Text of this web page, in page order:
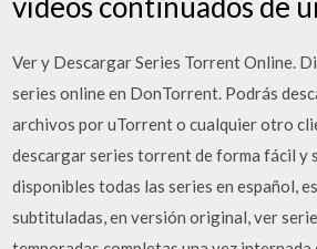
Ver y Descargar Series Torrent Online.
series online en DonTorrent. Podrás
archivos por uTorrent o cualquier otro
descargar series torrent de forma fácil y
disponibles todas las series en español,
subtituladas, en versión original, ver